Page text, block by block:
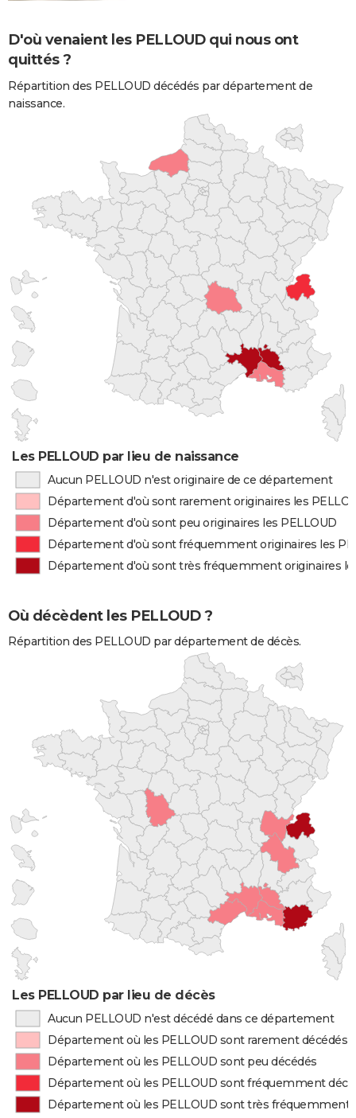
D'où venaient les PELLOUD qui nous ont
quittés ?
Répartition des PELLOUD décédés par département de
naissance.
Les PELLOUD par lieu de naissance
Aucun PELLOUD n'est originaire de ce département
Département d'où sont rarement originaires les
Département d'où sont peu originaires les PELLOUD
Département d'où sont fréquemment originaires les
Département d'où sont très fréquemment originaires
Où décèdent les PELLOUD ?
Répartition des PELLOUD par département de décès.
Les PELLOUD par lieu de décès
Aucun PELLOUD n'est décédé dans ce département
Département où les PELLOUD sont rarement décédés
Département où les PELLOUD sont peu décédés
Département où les PELLOUD sont fréquemment
Département où les PELLOUD sont très fréquemment